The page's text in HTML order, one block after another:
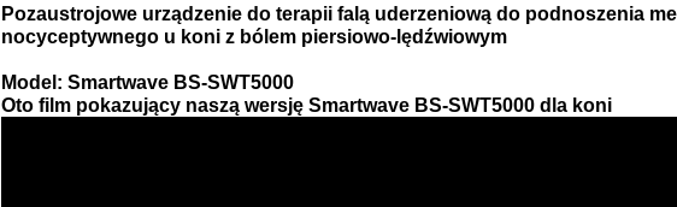
Pozaustrojowe urządzenie do terapii falą uderzeniową do podnoszenia
nocyceptywnego u koni z bólem piersiowo-lędźwiowym
Model: Smartwave BS-SWT5000
Oto film pokazujący naszą wersję Smartwave BS-SWT5000 dla koni